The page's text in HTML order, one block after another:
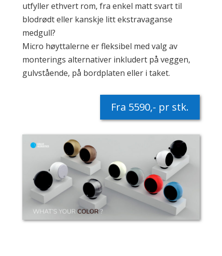
utfyller ethvert rom, fra enkel matt svart til
blodrødt eller kanskje litt ekstravaganse
medgull?
Micro høyttalerne er fleksibel med valg av
monterings alternativer inkludert på veggen,
gulvstående, på bordplaten eller i taket.
Fra 5590,- pr stk.